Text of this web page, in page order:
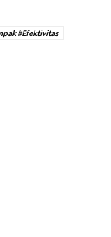
#Efektivitas